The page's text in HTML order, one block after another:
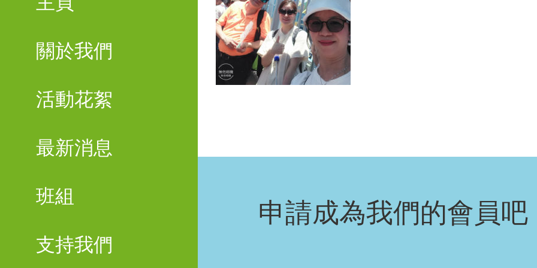
關於我們
活動花絮
最新消息
班組
支持我們
申請成為我們的會員吧